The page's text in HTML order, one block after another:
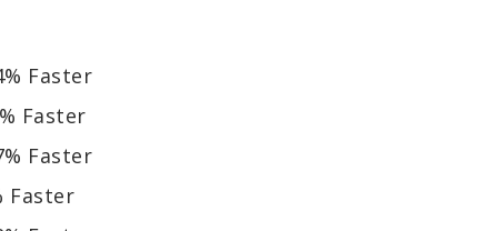
Faster
Faster
Faster
Faster